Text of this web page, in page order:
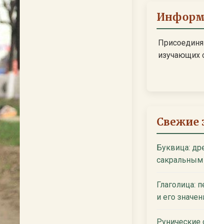
изучающих
Свежие
Буквица:
Глаголица:
и его
Рунические